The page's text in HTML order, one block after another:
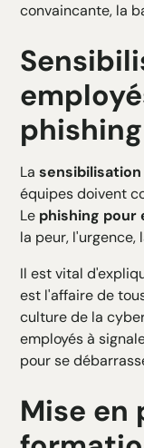
convaincante, la
phishing
Lasensibilisation
équipes doivent
Le phishing pour
la peur, l'urgence,
Il est vital
est l'affaire de
culture de la
employés à
pour se
Mise en